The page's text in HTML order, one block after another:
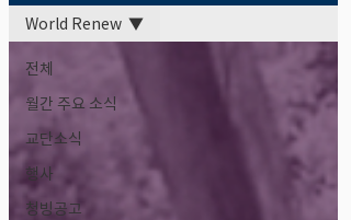
전체
월간 주요 소식
교단소식
행사
청빙공고
World Renew